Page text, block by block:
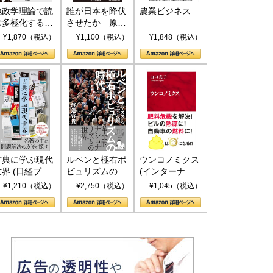
政学理論で読
多極化する世
トランプと
¥1,870（税込）
誰が日本を降伏
させたか 原爆
投下、ソ連参
(PHP新書)
¥1,100（税込）
農業ビジネス
¥1,848（税込）
典に学ぶ現代
界 (日経プレ
アシリーズ)
¥1,210（税込）
ルペンと極右ポ
ピュリズムの時
代：〈ヤヌス〉
¥2,750（税込）
ウンコノミクス
(インターナシ
ョナル新書)
¥1,045（税込）